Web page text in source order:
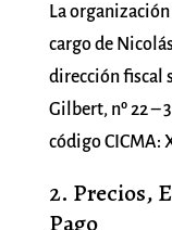
La
cargo de
dirección fiscal
Gilbert, nº 22 –
código CICMA:
2. Precios,
Pago